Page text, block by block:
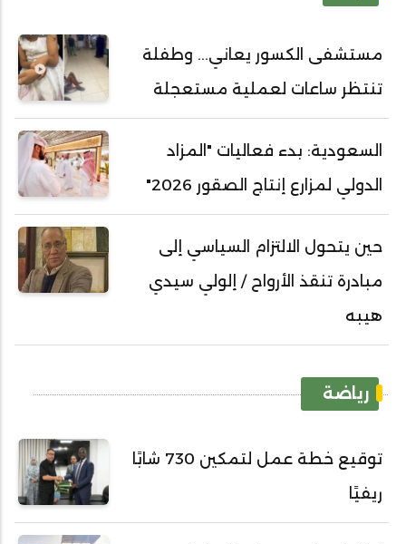
مستشفى الكسور يعاني... وطفلة
تنتظر ساعات لعملية مستعجلة
السعودية: بدء فعاليات "المزاد
الدولي لمزارع إنتاج الصقور 2026"
حين يتحول الالتزام السياسي إلى
مبادرة تنقذ الأرواح / إلولي سيدي
هيبه
رياضة
توقيع خطة عمل لتمكين 730 شابًا
ريفيًا